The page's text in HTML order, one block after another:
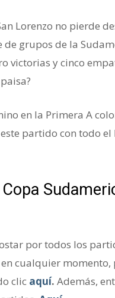
Lorenzo no pierde
grupos de la
victorias y cinco
en la Primera A
partido con todo el
por todos los
cualquier momento,
clic aquí. Además,